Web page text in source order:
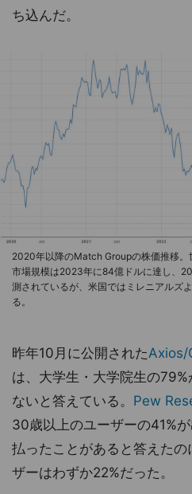
ち込んだ。
2020年以降のMatch Groupの株価推移
市場規模は2023年に84億ドルに達し、
測されているが、米国ではミレニアルズ
る。
昨年10月に公開されたAxios/
は、大学生・大学院生の
ないと答えている。 Pew
30歳以上のユーザーの41%
払ったことがあると答えた
ザーはわずか22%だった。